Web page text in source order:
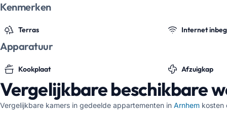
Kenmerken
Terras Internet
Apparatuur
Kookplaat Afzuigkap
Vergelijkbare beschikbare
Vergelijkbare kamers in gedeelde appartementen in Arnhem kosten